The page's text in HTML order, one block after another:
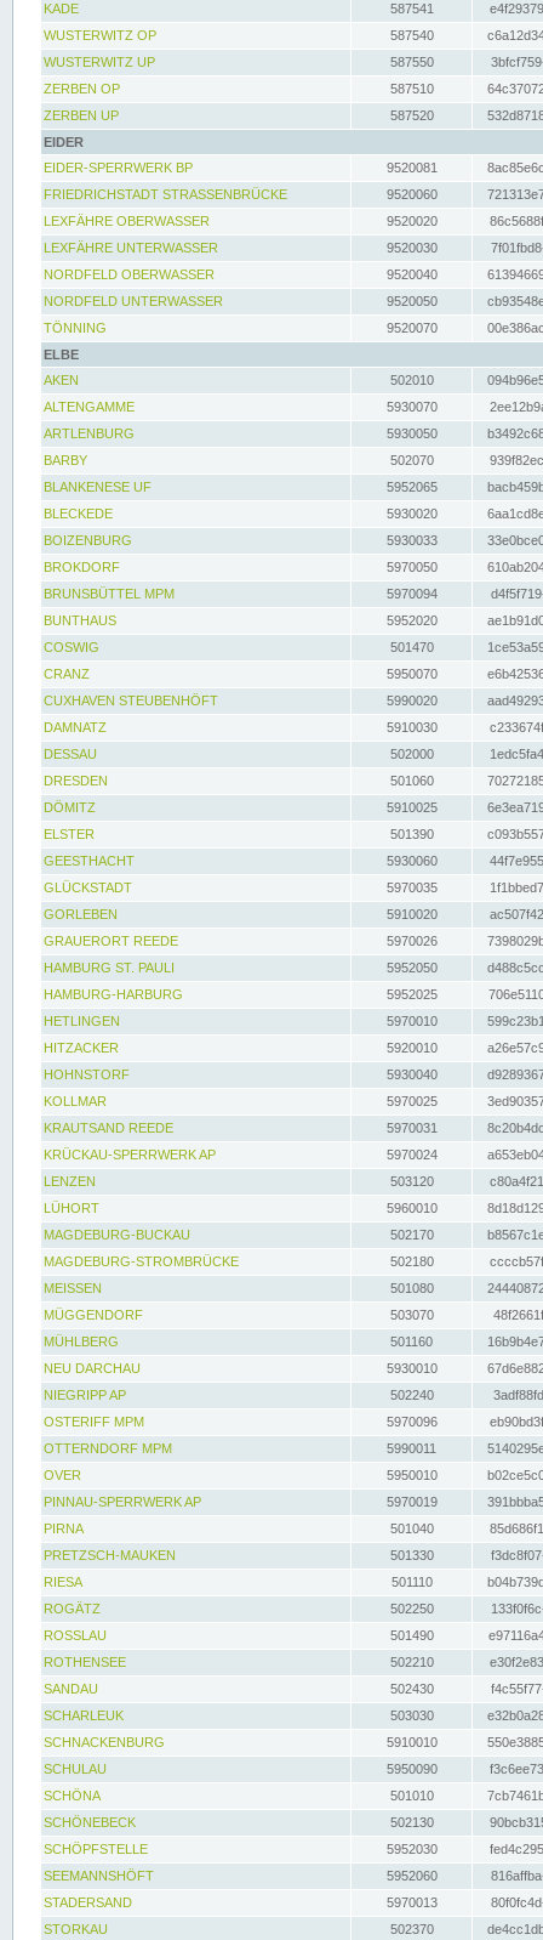
KADE
587541
WUSTERWITZ OP
587540
WUSTERWITZ UP
587550
ZERBEN OP
587510
ZERBEN UP
587520
EIDER
EIDER-SPERRWERK BP
9520081
FRIEDRICHSTADT STRASSENBRÜCKE
9520060
LEXFÄHRE OBERWASSER
9520020
LEXFÄHRE UNTERWASSER
9520030
NORDFELD OBERWASSER
9520040
NORDFELD UNTERWASSER
9520050
TÖNNING
9520070
ELBE
AKEN
502010
ALTENGAMME
5930070
ARTLENBURG
5930050
BARBY
502070
BLANKENESE UF
5952065
BLECKEDE
5930020
BOIZENBURG
5930033
BROKDORF
5970050
BRUNSBÜTTEL MPM
5970094
BUNTHAUS
5952020
COSWIG
501470
CRANZ
5950070
CUXHAVEN STEUBENHÖFT
5990020
DAMNATZ
5910030
DESSAU
502000
DRESDEN
501060
DÖMITZ
5910025
ELSTER
501390
GEESTHACHT
5930060
GLÜCKSTADT
5970035
GORLEBEN
5910020
GRAUERORT REEDE
5970026
HAMBURG ST. PAULI
5952050
HAMBURG-HARBURG
5952025
HETLINGEN
5970010
HITZACKER
5920010
HOHNSTORF
5930040
KOLLMAR
5970025
KRAUTSAND REEDE
5970031
KRÜCKAU-SPERRWERK AP
5970024
LENZEN
503120
LÜHORT
5960010
MAGDEBURG-BUCKAU
502170
MAGDEBURG-STROMBRÜCKE
502180
MEISSEN
501080
MÜGGENDORF
503070
MÜHLBERG
501160
NEU DARCHAU
5930010
NIEGRIPP AP
502240
OSTERIFF MPM
5970096
OTTERNDORF MPM
5990011
OVER
5950010
PINNAU-SPERRWERK AP
5970019
PIRNA
501040
PRETZSCH-MAUKEN
501330
RIESA
501110
ROGÄTZ
502250
ROSSLAU
501490
ROTHENSEE
502210
SANDAU
502430
SCHARLEUK
503030
SCHNACKENBURG
5910010
SCHULAU
5950090
SCHÖNA
501010
SCHÖNEBECK
502130
SCHÖPFSTELLE
5952030
SEEMANNSHÖFT
5952060
STADERSAND
5970013
STORKAU
502370